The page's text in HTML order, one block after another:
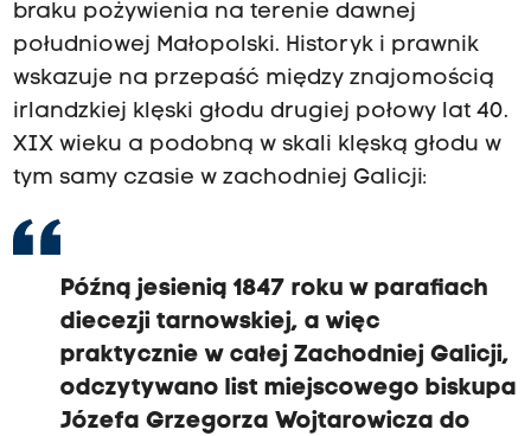
braku pożywienia na terenie dawnej
południowej Małopolski. Historyk i prawnik
wskazuje na przepaść między znajomością
irlandzkiej klęski głodu drugiej połowy lat 40.
XIX wieku a podobną w skali klęską głodu w
tym samy czasie w zachodniej Galicji:
Późną jesienią 1847 roku w parafiach
diecezji tarnowskiej, a więc
praktycznie w całej Zachodniej Galicji,
odczytywano list miejscowego biskupa
Józefa Grzegorza Wojtarowicza do